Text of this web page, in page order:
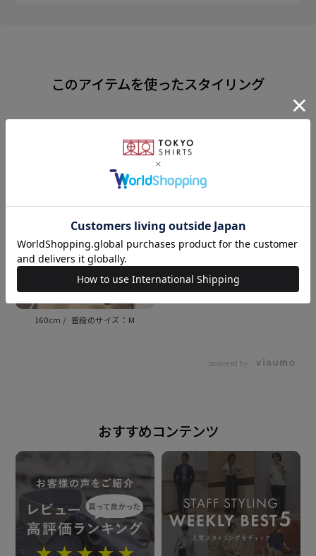
とっさについてしまう水分を弾き生地に染み込むのを
同じシリーズはこちら
素材
全長：約145cm 大剣幅：8.0cm
2026年3月12日
この商品に対するお問い合わせ
このアイテムを使ったスタイリング
M
160cm
powered by
おすすめコンテンツ